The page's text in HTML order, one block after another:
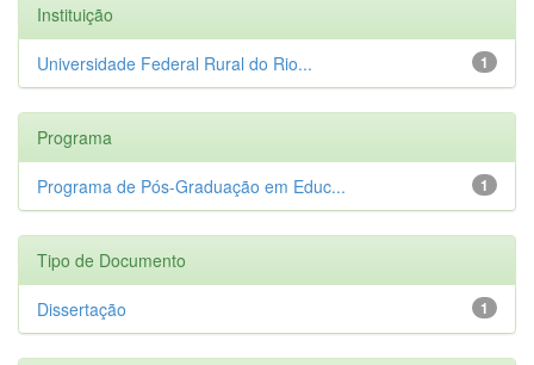
Instituição
1
Universidade Federal Rural do Rio...
Programa
1
Programa de Pós-Graduação em Educ...
Tipo de Documento
1
Dissertação